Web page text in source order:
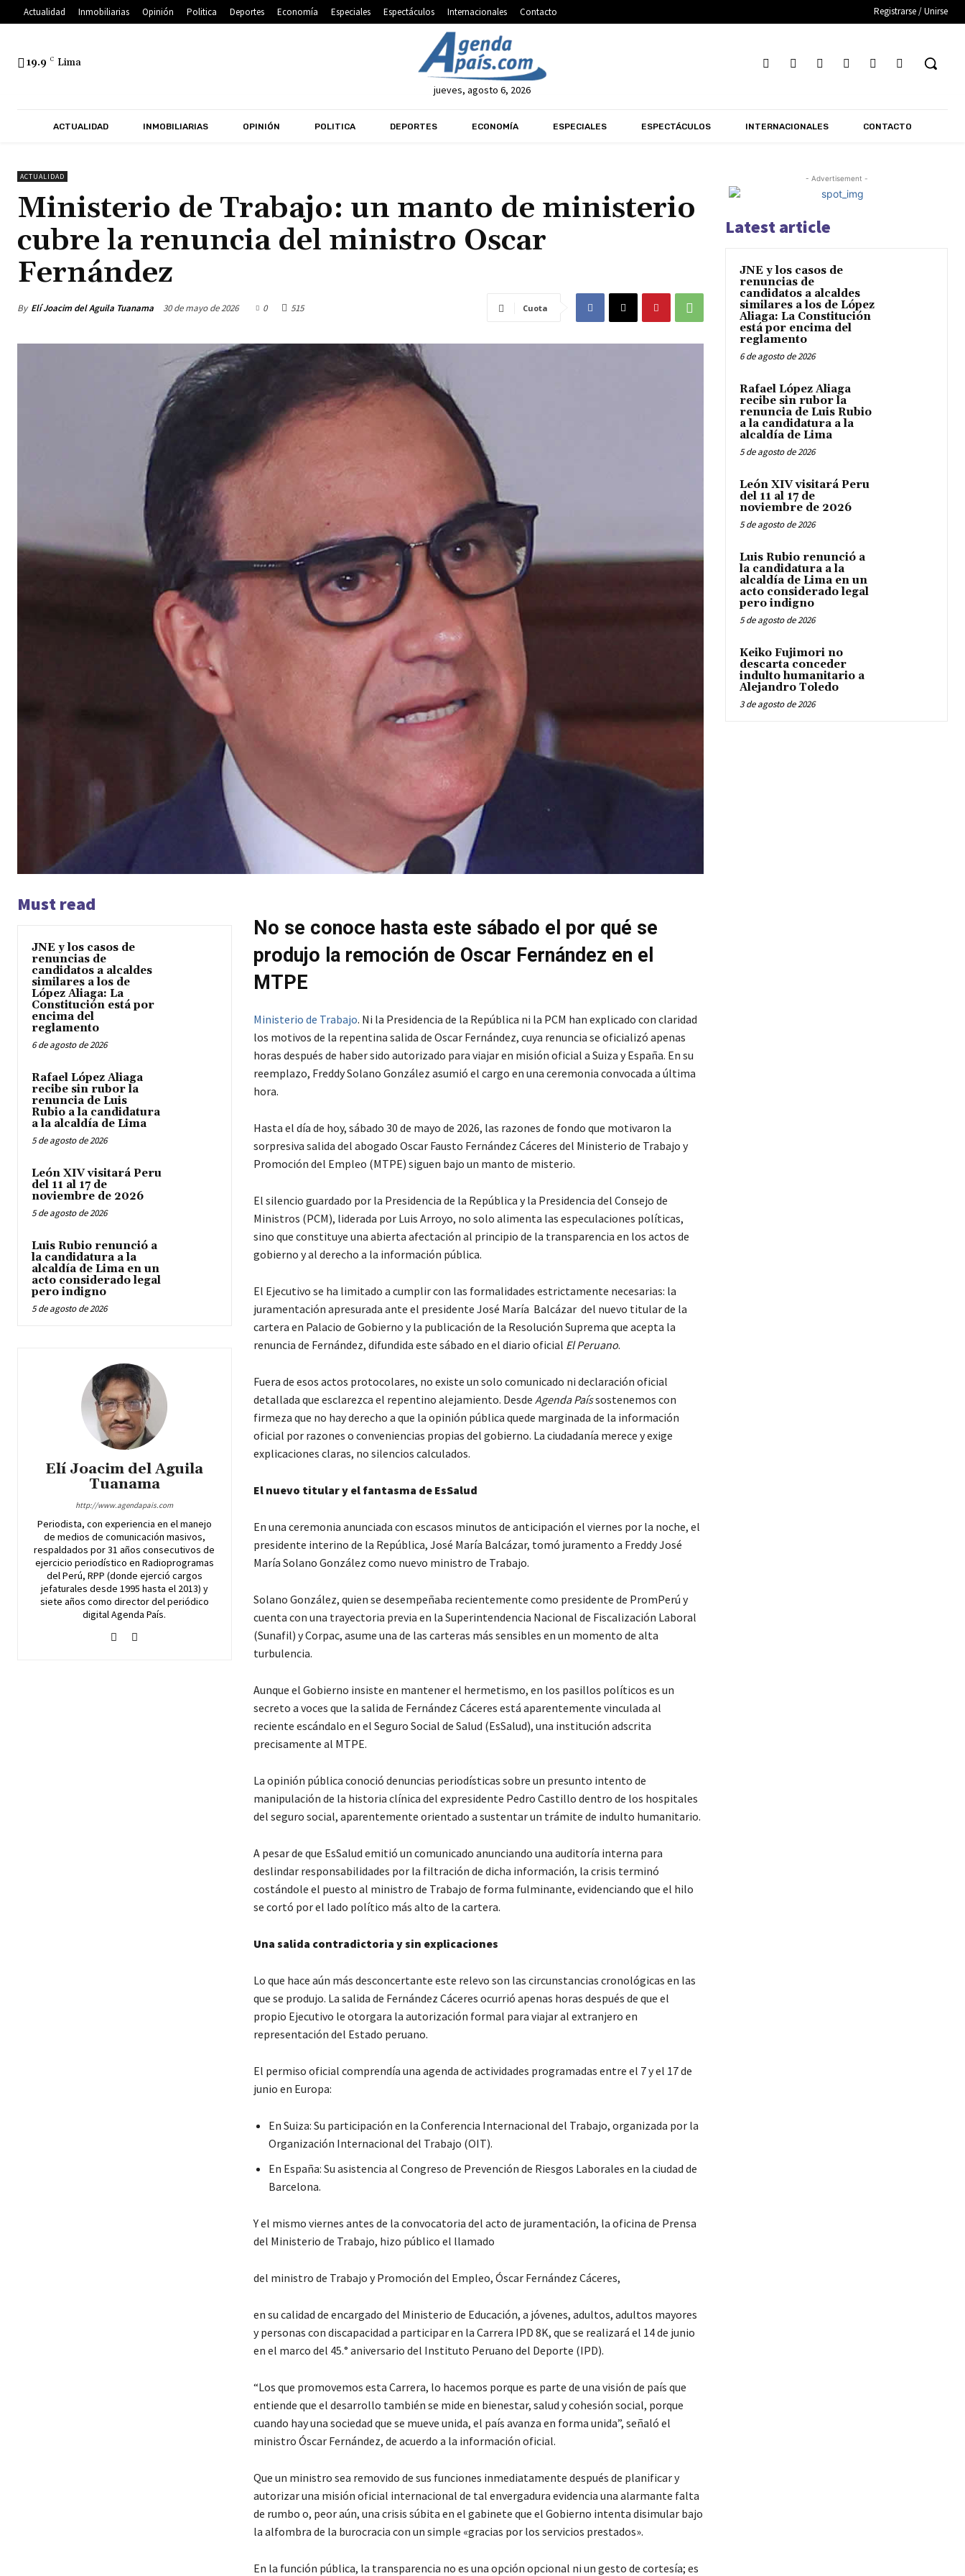
Actualidad Inmobiliarias Opinión Politica Deportes Economía Especiales Espectáculos Internacionales Contacto Registrarse / Unirse
19.9 C Lima
jueves, agosto 6, 2026
ACTUALIDAD INMOBILIARIAS OPINIÓN POLITICA DEPORTES ECONOMÍA ESPECIALES ESPECTÁCULOS INTERNACIONALES CONTACTO
ACTUALIDAD
Ministerio de Trabajo: un manto de ministerio
cubre la renuncia del ministro Oscar
Fernández
By Elí Joacim del Aguila Tuanama 30 de mayo de 2026 0 515 Cuota
Must read
JNE y los casos de
renuncias de
candidatos a alcaldes
similares a los de
López Aliaga: La
Constitución está por
encima del
reglamento
6 de agosto de 2026
Rafael López Aliaga
recibe sin rubor la
renuncia de Luis
Rubio a la candidatura
a la alcaldía de Lima
5 de agosto de 2026
León XIV visitará Peru
del 11 al 17 de
noviembre de 2026
5 de agosto de 2026
Luis Rubio renunció a
la candidatura a la
alcaldía de Lima en un
acto considerado legal
pero indigno
5 de agosto de 2026
Elí Joacim del Aguila
Tuanama
http://www.agendapais.com
Periodista, con experiencia en el manejo
de medios de comunicación masivos,
respaldados por 31 años consecutivos de
ejercicio periodístico en Radioprogramas
del Perú, RPP (donde ejerció cargos
jefaturales desde 1995 hasta el 2013) y
siete años como director del periódico
digital Agenda País.
No se conoce hasta este sábado el por qué se
produjo la remoción de Oscar Fernández en el
MTPE
Ministerio de Trabajo. Ni la Presidencia de la República ni la PCM han explicado con claridad
los motivos de la repentina salida de Oscar Fernández, cuya renuncia se oficializó apenas
horas después de haber sido autorizado para viajar en misión oficial a Suiza y España. En su
reemplazo, Freddy Solano González asumió el cargo en una ceremonia convocada a última
hora.
Hasta el día de hoy, sábado 30 de mayo de 2026, las razones de fondo que motivaron la
sorpresiva salida del abogado Oscar Fausto Fernández Cáceres del Ministerio de Trabajo y
Promoción del Empleo (MTPE) siguen bajo un manto de misterio.
El silencio guardado por la Presidencia de la República y la Presidencia del Consejo de
Ministros (PCM), liderada por Luis Arroyo, no solo alimenta las especulaciones políticas,
sino que constituye una abierta afectación al principio de la transparencia en los actos de
gobierno y al derecho a la información pública.
El Ejecutivo se ha limitado a cumplir con las formalidades estrictamente necesarias: la
juramentación apresurada ante el presidente José María Balcázar del nuevo titular de la
cartera en Palacio de Gobierno y la publicación de la Resolución Suprema que acepta la
renuncia de Fernández, difundida este sábado en el diario oficial El Peruano.
Fuera de esos actos protocolares, no existe un solo comunicado ni declaración oficial
detallada que esclarezca el repentino alejamiento. Desde Agenda Paíssostenemos con
firmeza que no hay derecho a que la opinión pública quede marginada de la información
oficial por razones o conveniencias propias del gobierno. La ciudadanía merece y exige
explicaciones claras, no silencios calculados.
El nuevo titular y el fantasma de EsSalud
En una ceremonia anunciada con escasos minutos de anticipación el viernes por la noche, el
presidente interino de la República, José María Balcázar, tomó juramento a Freddy José
María Solano González como nuevo ministro de Trabajo.
Solano González, quien se desempeñaba recientemente como presidente de PromPerú y
cuenta con una trayectoria previa en la Superintendencia Nacional de Fiscalización Laboral
(Sunafil) y Corpac, asume una de las carteras más sensibles en un momento de alta
turbulencia.
Aunque el Gobierno insiste en mantener el hermetismo, en los pasillos políticos es un
secreto a voces que la salida de Fernández Cáceres está aparentemente vinculada al
reciente escándalo en el Seguro Social de Salud (EsSalud), una institución adscrita
precisamente al MTPE.
La opinión pública conoció denuncias periodísticas sobre un presunto intento de
manipulación de la historia clínica del expresidente Pedro Castillo dentro de los hospitales
del seguro social, aparentemente orientado a sustentar un trámite de indulto humanitario.
A pesar de que EsSalud emitió un comunicado anunciando una auditoría interna para
deslindar responsabilidades por la filtración de dicha información, la crisis terminó
costándole el puesto al ministro de Trabajo de forma fulminante, evidenciando que el hilo
se cortó por el lado político más alto de la cartera.
Una salida contradictoria y sin explicaciones
Lo que hace aún más desconcertante este relevo son las circunstancias cronológicas en las
que se produjo. La salida de Fernández Cáceres ocurrió apenas horas después de que el
propio Ejecutivo le otorgara la autorización formal para viajar al extranjero en
representación del Estado peruano.
El permiso oficial comprendía una agenda de actividades programadas entre el 7 y el 17 de
junio en Europa:
En Suiza: Su participación en la Conferencia Internacional del Trabajo, organizada por la
Organización Internacional del Trabajo (OIT).
En España: Su asistencia al Congreso de Prevención de Riesgos Laborales en la ciudad de
Barcelona.
Y el mismo viernes antes de la convocatoria del acto de juramentación, la oficina de Prensa
del Ministerio de Trabajo, hizo público el llamado
del ministro de Trabajo y Promoción del Empleo, Óscar Fernández Cáceres,
en su calidad de encargado del Ministerio de Educación, a jóvenes, adultos, adultos mayores
y personas con discapacidad a participar en la Carrera IPD 8K, que se realizará el 14 de junio
en el marco del 45.° aniversario del Instituto Peruano del Deporte (IPD).
“Los que promovemos esta Carrera, lo hacemos porque es parte de una visión de país que
entiende que el desarrollo también se mide en bienestar, salud y cohesión social, porque
cuando hay una sociedad que se mueve unida, el país avanza en forma unida”, señaló el
ministro Óscar Fernández, de acuerdo a la información oficial.
Que un ministro sea removido de sus funciones inmediatamente después de planificar y
autorizar una misión oficial internacional de tal envergadura evidencia una alarmante falta
de rumbo o, peor aún, una crisis súbita en el gabinete que el Gobierno intenta disimular bajo
la alfombra de la burocracia con un simple «gracias por los servicios prestados».
En la función pública, la transparencia no es una opción opcional ni un gesto de cortesía; es
- Advertisement -
Latest article
JNE y los casos de
renuncias de
candidatos a alcaldes
similares a los de López
Aliaga: La Constitución
está por encima del
reglamento
6 de agosto de 2026
Rafael López Aliaga
recibe sin rubor la
renuncia de Luis Rubio
a la candidatura a la
alcaldía de Lima
5 de agosto de 2026
León XIV visitará Peru
del 11 al 17 de
noviembre de 2026
5 de agosto de 2026
Luis Rubio renunció a
la candidatura a la
alcaldía de Lima en un
acto considerado legal
pero indigno
5 de agosto de 2026
Keiko Fujimori no
descarta conceder
indulto humanitario a
Alejandro Toledo
3 de agosto de 2026